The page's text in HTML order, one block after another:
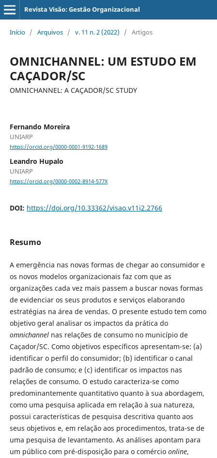
Revista Visão: Gestão Organizacional
Início / Arquivos / v. 11 n. 2 (2022) / Artigos
OMNICHANNEL: UM ESTUDO EM
CAÇADOR/SC
OMNICHANNEL: A CAÇADOR/SC STUDY
Fernando Moreira
UNIARP
https://orcid.org/0000-0001-9192-1689
Leandro Hupalo
UNIARP
https://orcid.org/0000-0002-8914-577X
DOI: https://doi.org/10.33362/visao.v11i2.2766
Resumo
A emergência nas novas formas de chegar ao consumidor e
os novos modelos organizacionais faz com que as
organizações cada vez mais passem a buscar novas formas
de evidenciar os seus produtos e serviços elaborando
estratégias na área de vendas. O presente estudo tem como
objetivo geral analisar os impactos da prática do
omnichannelnas relações de consumo no município de
Caçador/SC. Como objetivos específicos apresentam-se: (a)
identificar o perfil do consumidor; (b) identificar o canal
padrão de consumo; e (c) identificar os impactos nas
relações de consumo. O estudo caracteriza-se como
predominantemente quantitativo quanto à sua abordagem,
como uma pesquisa aplicada em relação à sua natureza,
possui características de pesquisa descritiva quanto aos
seus objetivos e, em relação aos procedimentos, trata-se de
uma pesquisa de levantamento. As análises apontam para
um público com pré-disposição para o comércio online,